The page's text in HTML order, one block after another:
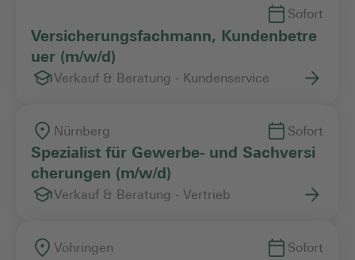
Sofort
Versicherungsfachmann, Kundenbetre
uer (m/w/d)
Verkauf & Beratung - Kundenservice
Nürnberg Sofort
Spezialist für Gewerbe- und Sachversi
cherungen (m/w/d)
Verkauf & Beratung - Vertrieb
Vöhringen Sofort